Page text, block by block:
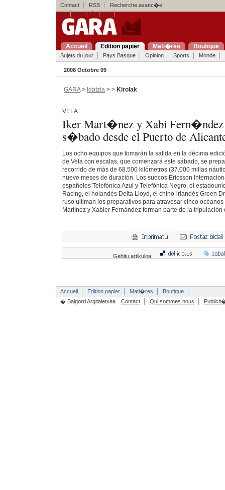
Contact RSS
Recherche avanc�e
eu
es fr en
Accueil Edition papier Mati�res Boutique
Sujets du jour Pays Basque Opinion Sports Monde
2008 Octobre 09
GARA> Idatzia > > Kirolak
VELA
Iker Mart�nez y Xabi Fern�ndez
s�bado desde el Puerto de
Los ocho equipos que tomarán la salida en la décima
de Vela con escalas, que comenzará este sábado, se
recorrido de más de 68.500 kilómetros (37.000 millas
nueve meses de duración. Los suecos Ericsson
españoles Telefónica Azul y Telefónica Negro, el
Racing, el holandés Delta Lloyd, el chino-irlandés Green
ruso ultiman los preparativos para atravesar cinco
Martínez y Xabier Fernández forman parte de la tripulación
Gehitu artikuloa:
Accueil Edition papier Mati�res
Boutique
� Baigorri Argitaletxea
Contact Qui sommes nous